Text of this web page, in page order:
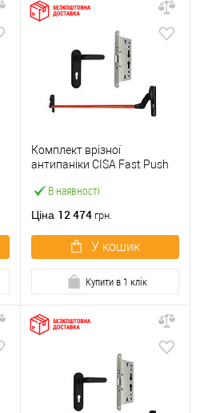
В наявності
Комплект врізної
антипаніки CISA Fast Push
червоний із замком та
Ціна 12 474 грн.
У кошик
Купити в 1 клік